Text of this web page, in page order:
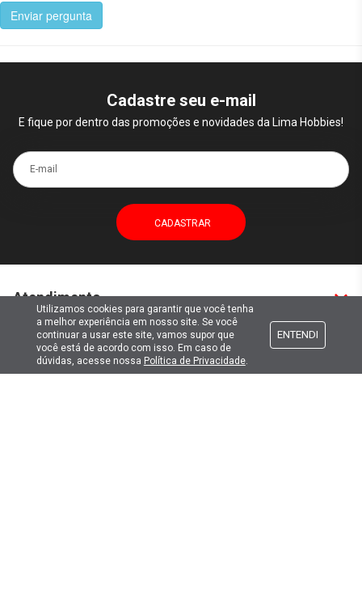
Enviar pergunta
Cadastre seu e-mail
E fique por dentro das promoções e novidades da Lima Hobbies!
E-mail
Atendimento
Formas de pagamento
Utilizamos cookies para garantir que você tenha
a melhor experiência em nosso site. Se você
continuar a usar este site, vamos supor que
você está de acordo com isso. Em caso de
dúvidas, acesse nossa Política de Privacidade.
ENTENDI